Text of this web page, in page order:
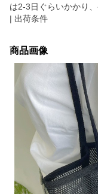
は2-3日ぐらいかかり
| 出荷条件
商品画像